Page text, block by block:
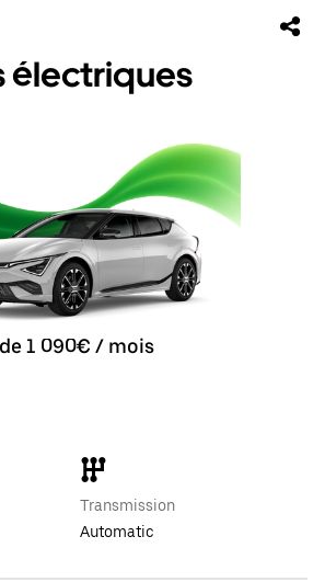
électriques
1 090€ / mois
Transmission
Automatic